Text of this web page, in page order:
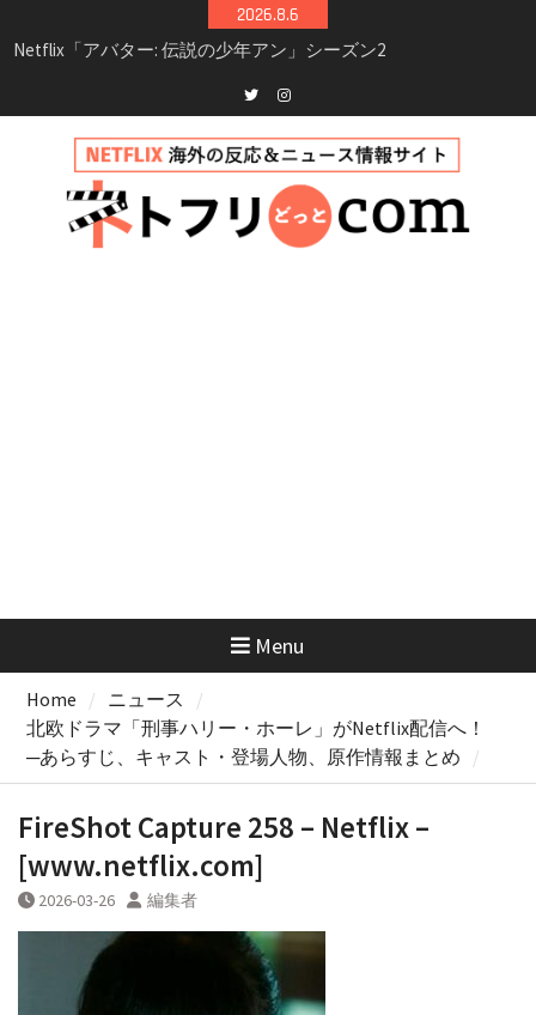
to
2026.8.6
シーズン3最新情報
Netflix映画「ボイスメールで恋をして」キャス
イッチ主演ロマコメ
新決定！2027年撮影開始へ
兄弟大騒動のコメディ映画「リトル・ブラザ
ー」がNetflixで配信！─キャスト・あらすじ・
見どころまとめ
Twitterinstagram
Menu
Home
ニュース
北欧ドラマ「刑事ハリー・ホーレ」がNetflix配信へ！
─あらすじ、キャスト・登場人物、原作情報まとめ
FireShot Capture 258 – Netflix –
[www.netflix.com]
2026-03-26 編集者